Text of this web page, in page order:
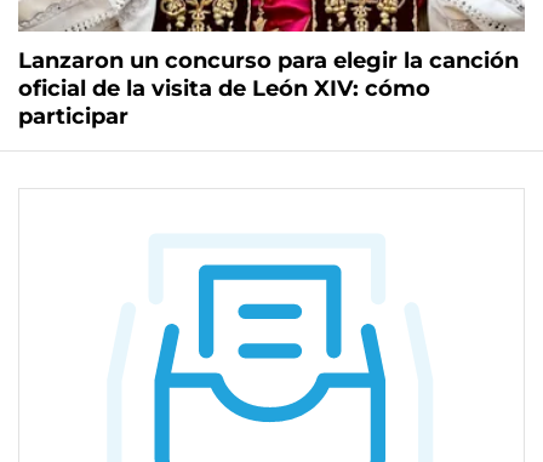
Lanzaron un concurso para elegir la canción
oficial de la visita de León XIV: cómo
participar